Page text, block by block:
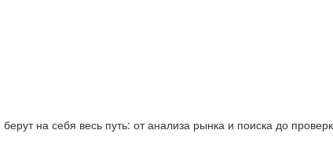
на себя весь путь: от анализа рынка и поиска до